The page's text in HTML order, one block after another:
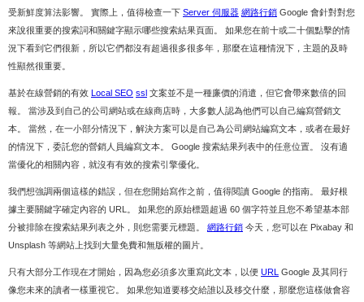
受新鮮度算法影響。 實際上，值得檢查一下 Server 伺服器 網路行銷 Google 會針對對您
來說很重要的搜索詞和關鍵字顯示哪些搜索結果頁面。 如果您在前十或二十個點擊的情
況下看到它們很新，所以它們都沒有超過很多很多年，那麼在這種情況下，主題的及時
性顯然很重要。
基於在線營銷的有效 Local SEO ssl 文案並不是一種廉價的消遣，但它會帶來數倍的回
報。 當涉及到自己的公司網站或在線商店時，大多數人認為他們可以自己編寫營銷文
本。 當然，在一小部分情況下，解決方案可以是自己為公司網站編寫文本，或者在最好
的情況下，委託您的營銷人員編寫文本。 Google 搜索結果列表中的任意位置。 沒有適
當優化的相關內容，就沒有有效的搜索引擎優化。
我們想強調兩個這樣的錯誤，但在您開始寫作之前，值得閱讀 Google 的指南。 最好根
據主要關鍵字確定內容的 URL。 如果您的原始標題超過 60 個字符並且您不希望基本部
分被排除在搜索結果列表之外，則您需要元標題。 網路行銷 今天，您可以在 Pixabay 和
Unsplash 等網站上找到大量免費和無版權的圖片。
只有大部分工作現在才開始，因為您必須多次重寫此文本，以便 URL
Google 及其同行
像您未來的讀者一樣重視它。 如果您知道要移交給誰以及移交什麼，那麼您這樣做會容